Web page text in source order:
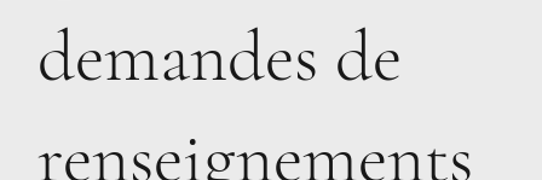
demandes de
renseignements